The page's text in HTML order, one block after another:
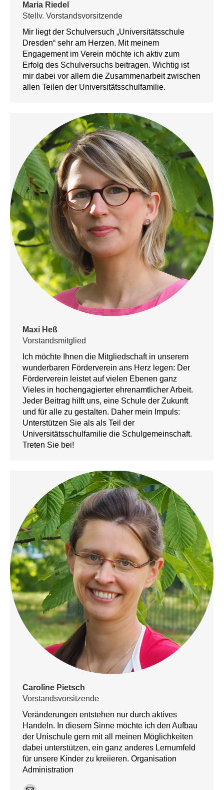
Maria Riedel
Stellv. Vorstandsvorsitzende
Mir liegt der Schulversuch „Universitätsschule
Dresden“ sehr am Herzen. Mit meinem
Engagement im Verein möchte ich aktiv zum
Erfolg des Schulversuchs beitragen. Wichtig ist
mir dabei vor allem die Zusammenarbeit zwischen
allen Teilen der Universitätsschulfamilie.
Maxi Heß
Vorstandsmitglied
Ich möchte Ihnen die Mitgliedschaft in unserem
wunderbaren Förderverein ans Herz legen: Der
Förderverein leistet auf vielen Ebenen ganz
Vieles in hochengagierter ehrenamtlicher Arbeit.
Jeder Beitrag hilft uns, eine Schule der Zukunft
und für alle zu gestalten. Daher mein Impuls:
Unterstützen Sie als als Teil der
Universitätsschulfamilie die Schulgemeinschaft.
Treten Sie bei!
Caroline Pietsch
Vorstandsvorsitzende
Veränderungen entstehen nur durch aktives
Handeln. In diesem Sinne möchte ich den Aufbau
der Unischule gern mit all meinen Möglichkeiten
dabei unterstützen, ein ganz anderes Lernumfeld
für unsere Kinder zu kreiieren. Organisation
Administration